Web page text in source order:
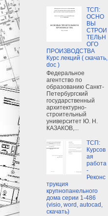
ТСП:
ОСНО
ВЫ
СТРОИ
ТЕЛЬН
ОГО
ПРОИЗВОДСТВА
Курс лекций ( скачать,
doc )
Федеральное
агентство по
образованию Санкт-
Петербургский
государственный
архитектурно-
строительный
университет Ю. Н.
КАЗАКОВ,...
ТСП:
Курсов
ая
работа
-
Реконс
трукция
крупнопанельного
дома серии 1-486
(visio, word, autocad,
скачать)